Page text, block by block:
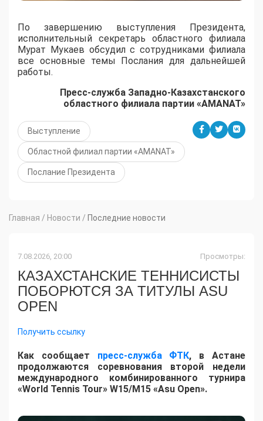
По завершению выступления Президента,
исполнительный секретарь областного филиала
Мурат Мукаев обсудил с сотрудниками филиала
все основные темы Послания для дальнейшей
работы.
Пресс-служба Западно-Казахстанского
областного филиала партии «AMANAT»
Выступление
Областной филиал партии «AMANAT»
Послание Президента
Главная / Новости / Последние новости
7.08.2026, 20:00 Просмотры:
КАЗАХСТАНСКИЕ ТЕННИСИСТЫ
ПОБОРЮТСЯ ЗА ТИТУЛЫ ASU
OPEN
Получить ссылку
Как сообщает пресс-служба ФТК, в Астане
продолжаются соревнования второй недели
международного комбинированного турнира
«World Tennis Tour» W15/M15 «Asu Open».